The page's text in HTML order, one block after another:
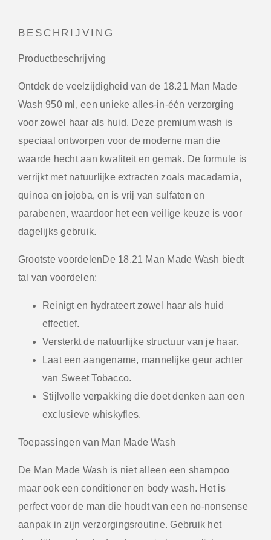
BESCHRIJVING
Productbeschrijving
Ontdek de veelzijdigheid van de 18.21 Man Made
Wash 950 ml , een unieke alles-in-één verzorging
voor zowel haar als huid. Deze premium wash is
speciaal ontworpen voor de moderne man die
waarde hecht aan kwaliteit en gemak. De formule is
verrijkt met natuurlijke extracten zoals macadamia,
quinoa en jojoba, en is vrij van sulfaten en
parabenen, waardoor het een veilige keuze is voor
dagelijks gebruik.
Grootste voordelenDe 18.21 Man Made Wash biedt
tal van voordelen:
Reinigt en hydrateert zowel haar als huid
effectief.
Versterkt de natuurlijke structuur van je haar.
Laat een aangename, mannelijke geur achter
van Sweet Tobacco.
Stijlvolle verpakking die doet denken aan een
exclusieve whiskyfles.
Toepassingen van Man Made Wash
De Man Made Wash is niet alleen een shampoo
maar ook een conditioner en body wash. Het is
perfect voor de man die houdt van een no-nonsense
aanpak in zijn verzorgingsroutine. Gebruik het